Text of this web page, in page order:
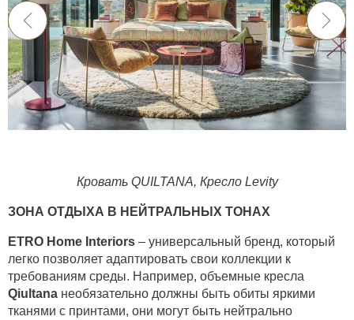
Кровать QUILTANA, Кресло Levity
ЗОНА ОТДЫХА В НЕЙТРАЛЬНЫХ ТОНАХ
ETRO Home Interiors – универсальный бренд, который
легко позволяет адаптировать свои коллекции к
требованиям среды. Например, объемные кресла
Qiultana необязательно должны быть обиты яркими
тканями с принтами, они могут быть нейтрально